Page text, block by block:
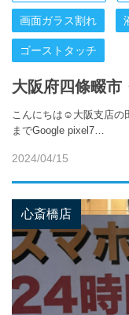
画面ガラス割れ
ゴーストタッチ
大阪府四條畷
こんにちは☺️大阪支店の
までGoogle pixel7…
2024/04/15
心斎橋店